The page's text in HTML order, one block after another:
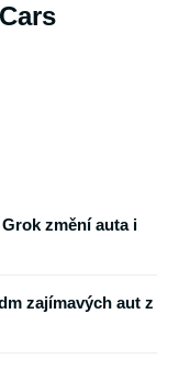
změní auta i
zajímavých aut z